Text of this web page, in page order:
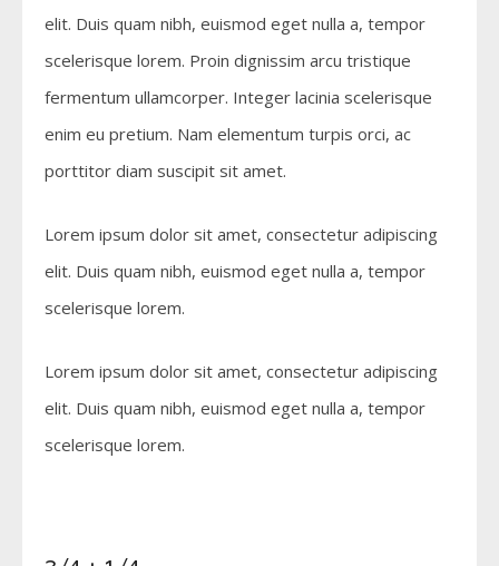
elit. Duis quam nibh, euismod eget nulla a, tempor
scelerisque lorem. Proin dignissim arcu tristique
fermentum ullamcorper. Integer lacinia scelerisque
enim eu pretium. Nam elementum turpis orci, ac
porttitor diam suscipit sit amet.
Lorem ipsum dolor sit amet, consectetur adipiscing
elit. Duis quam nibh, euismod eget nulla a, tempor
scelerisque lorem.
Lorem ipsum dolor sit amet, consectetur adipiscing
elit. Duis quam nibh, euismod eget nulla a, tempor
scelerisque lorem.